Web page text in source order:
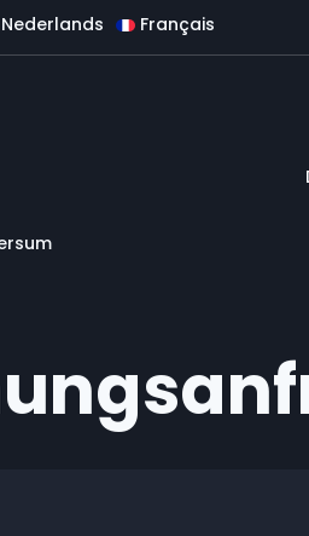
Nederlands Français